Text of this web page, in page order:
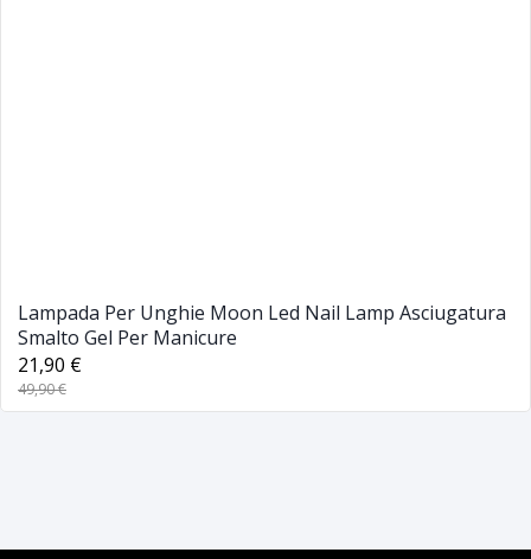
Lampada Per Unghie Moon Led Nail Lamp Asciugatura
Smalto Gel Per Manicure
21,90 €
49,90 €